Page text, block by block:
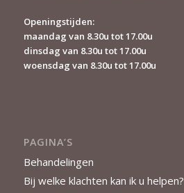
Openingstijden:
maandag van 8.30u tot 17.00u
dinsdag van 8.30u tot 17.00u
woensdag van 8.30u tot 17.00u
PAGINA’S
Behandelingen
Bij welke klachten kan ik u helpen?